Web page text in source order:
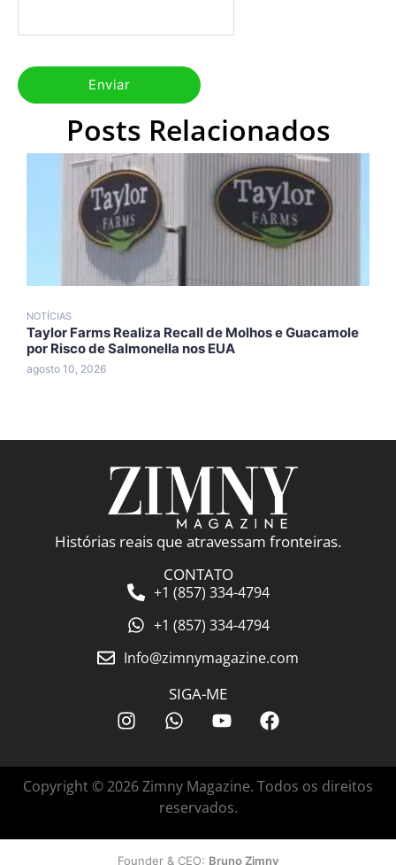
Posts Relacionados
NOTÍCIAS
Taylor Farms Realiza Recall de Molhos e Guacamole
por Risco de Salmonella nos EUA
agosto 10, 2026
Histórias reais que atravessam fronteiras.
CONTATO
+1 (857) 334-4794
+1 (857) 334-4794
Info@zimnymagazine.com
SIGA-ME
Copyright © 2026 Zimny Magazine. Todos os direitos
reservados.
Founder & CEO: Bruno Zimny